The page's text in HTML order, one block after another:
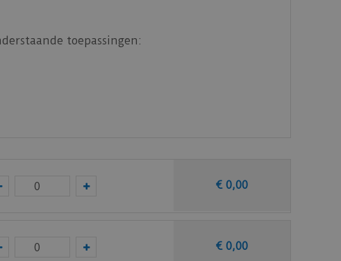
toepassingen:
€ 0,00
€ 0,00